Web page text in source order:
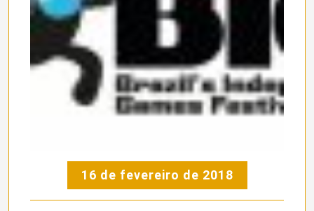
16 de fevereiro de 2018